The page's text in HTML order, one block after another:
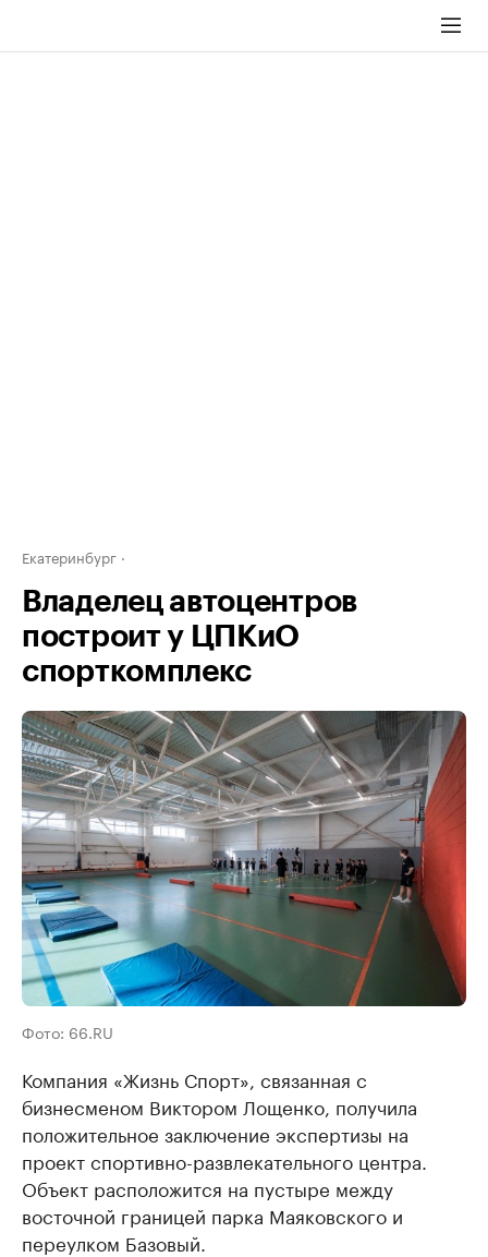
Екатеринбург
Владелец автоцентров
построит у ЦПКиО
спорткомплекс
Фото: 66.RU
Компания «Жизнь Спорт», связанная с
бизнесменом Виктором Лощенко, получила
положительное заключение экспертизы на
проект спортивно-развлекательного центра.
Объект расположится на пустыре между
восточной границей парка Маяковского и
переулком Базовый.